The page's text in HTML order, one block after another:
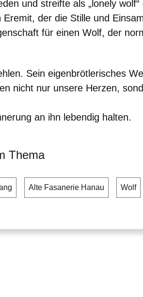
und streifte als „lonely
der die Stille und
für einen Wolf, der
Sein eigenbrötlerisches
nicht nur unsere Herzen,
an ihn lebendig halten.
Thema
Alte Fasanerie Hanau Wolf